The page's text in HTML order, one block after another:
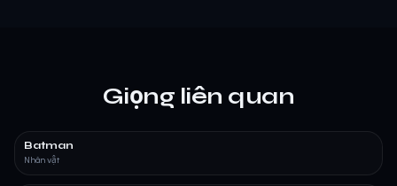
Giọng liên quan
Batman
Nhân vật